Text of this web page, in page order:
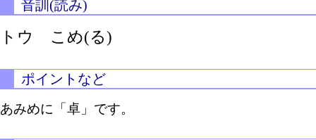
音訓(読み)
トウ こめ(る)
ポイントなど
あみめに「卓」です。